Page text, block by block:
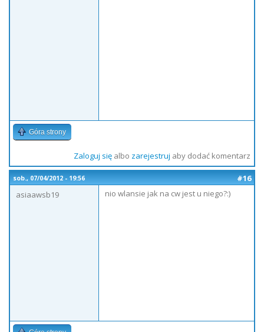
Góra strony
Zaloguj sięalbo zarejestruj aby dodać komentarz
sob., 07/04/2012 - 19:56
#16
asiaawsb19
nio wlansie jak na cw jest u niego?:)